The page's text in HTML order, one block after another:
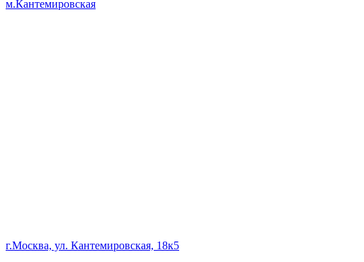
м.Кантемировская
г.Москва, ул. Кантемировская, 18к5